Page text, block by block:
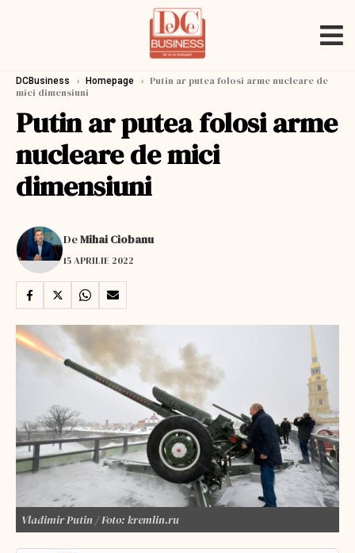
DCBusiness › Homepage › Putin ar putea folosi arme nucleare de
mici dimensiuni
Putin ar putea folosi arme
nucleare de mici
dimensiuni
DeMihai Ciobanu
15 APRILIE 2022
Vladimir Putin / Foto: kremlin.ru